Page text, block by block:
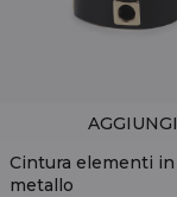
Cintura elementi in
metallo
AGGIUNGI